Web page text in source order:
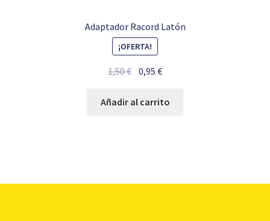
Adaptador Racord Latón
¡OFERTA!
1,50€ El
original
0,95€El
actual
Añadir al carrito